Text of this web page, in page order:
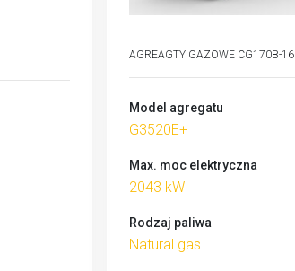
AGREAGTY GAZOWE CG170B-16
Model agregatu
G3520E+
Max. moc elektryczna
2043 kW
Rodzaj paliwa
Natural gas